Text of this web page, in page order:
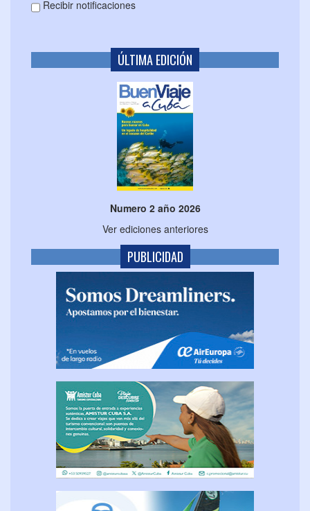
Recibir notificaciones
ÚLTIMA EDICIÓN
Numero 2 año 2026
Ver ediciones anteriores
PUBLICIDAD